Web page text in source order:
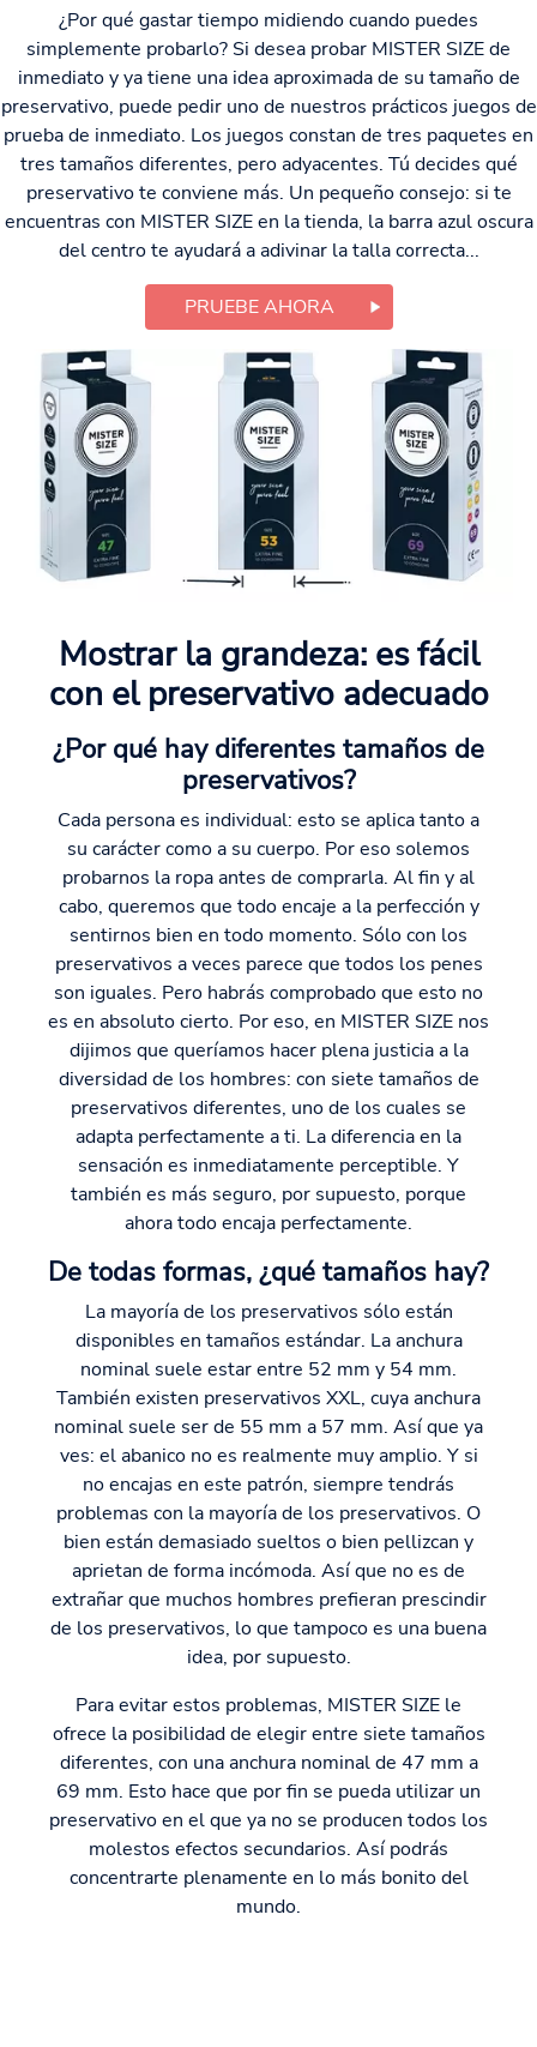
¿Por qué gastar tiempo midiendo cuando puedes
simplemente probarlo? Si desea probar MISTER SIZE de
inmediato y ya tiene una idea aproximada de su tamaño de
preservativo, puede pedir uno de nuestros prácticos juegos de
prueba de inmediato. Los juegos constan de tres paquetes en
tres tamaños diferentes, pero adyacentes. Tú decides qué
preservativo te conviene más. Un pequeño consejo: si te
encuentras con MISTER SIZE en la tienda, la barra azul oscura
del centro te ayudará a adivinar la talla correcta...
PRUEBE AHORA
Mostrar la grandeza: es fácil
con el preservativo adecuado
¿Por qué hay diferentes tamaños de
preservativos?
Cada persona es individual: esto se aplica tanto a
su carácter como a su cuerpo. Por eso solemos
probarnos la ropa antes de comprarla. Al fin y al
cabo, queremos que todo encaje a la perfección y
sentirnos bien en todo momento. Sólo con los
preservativos a veces parece que todos los penes
son iguales. Pero habrás comprobado que esto no
es en absoluto cierto. Por eso, en MISTER SIZE nos
dijimos que queríamos hacer plena justicia a la
diversidad de los hombres: con siete tamaños de
preservativos diferentes, uno de los cuales se
adapta perfectamente a ti. La diferencia en la
sensación es inmediatamente perceptible. Y
también es más seguro, por supuesto, porque
ahora todo encaja perfectamente.
De todas formas, ¿qué tamaños hay?
La mayoría de los preservativos sólo están
disponibles en tamaños estándar. La anchura
nominal suele estar entre 52 mm y 54 mm.
También existen preservativos XXL, cuya anchura
nominal suele ser de 55 mm a 57 mm. Así que ya
ves: el abanico no es realmente muy amplio. Y si
no encajas en este patrón, siempre tendrás
problemas con la mayoría de los preservativos. O
bien están demasiado sueltos o bien pellizcan y
aprietan de forma incómoda. Así que no es de
extrañar que muchos hombres prefieran prescindir
de los preservativos, lo que tampoco es una buena
idea, por supuesto.
Para evitar estos problemas, MISTER SIZE le
ofrece la posibilidad de elegir entre siete tamaños
diferentes, con una anchura nominal de 47 mm a
69 mm. Esto hace que por fin se pueda utilizar un
preservativo en el que ya no se producen todos los
molestos efectos secundarios. Así podrás
concentrarte plenamente en lo más bonito del
mundo.